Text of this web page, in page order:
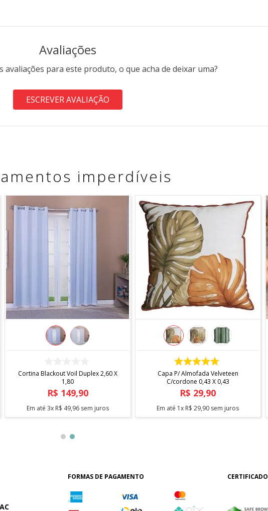
Avaliações
para este produto, o que acha de deixar uma?
ESCREVER AVALIAÇÃO
imperdíveis
Cortina Blackout Voil Duplex 2,60 X
1,80
R$ 149,90
Em até 3x R$ 49,96sem juros
COMPRAR
Capa P/ Almofada Velveteen
C/cordone 0,43 X 0,43
R$ 29,90
Em até 1x R$ 29,90 sem juros
FORMAS DE PAGAMENTO CERTIFICADO